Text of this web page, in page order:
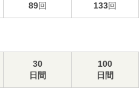
89回 133回
30
日間
100
日間